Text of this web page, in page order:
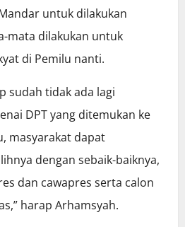
untuk dilakukan
mata dilakukan untuk
di Pemilu nanti.
sudah tidak ada lagi
DPT yang ditemukan ke
masyarakat dapat
dengan sebaik-baiknya,
dan cawapres serta calon
harap Arhamsyah.